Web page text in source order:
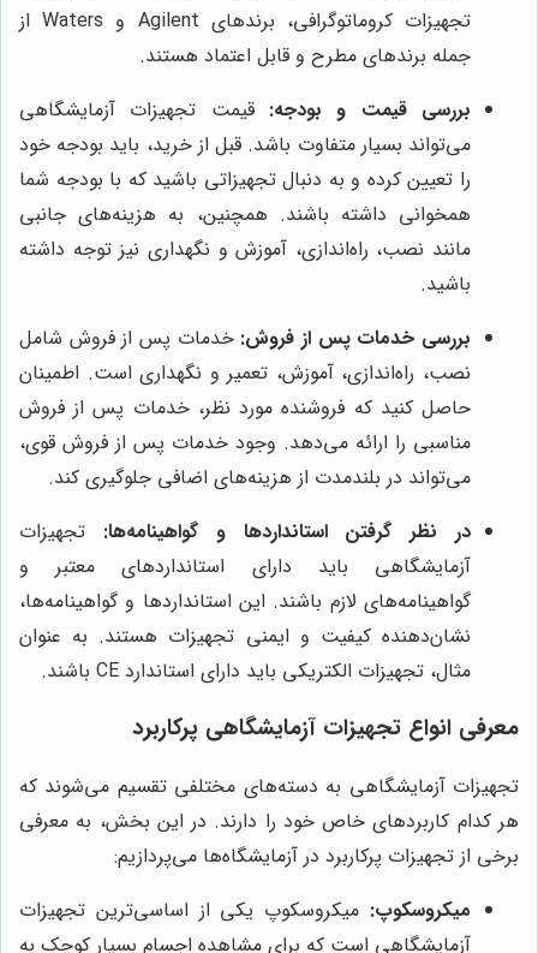
تجهیزات کروماتوگرافی، برندهای Agilent و Waters از
جمله برندهای مطرح و قابل اعتماد هستند.
بررسی قیمت و بودجه: قیمت تجهیزات آزمایشگاهی
می‌تواند بسیار متفاوت باشد. قبل از خرید، باید بودجه خود
را تعیین کرده و به دنبال تجهیزاتی باشید که با بودجه شما
همخوانی داشته باشند. همچنین، به هزینه‌های جانبی
مانند نصب، راه‌اندازی، آموزش و نگهداری نیز توجه داشته
باشید.
بررسی خدمات پس از فروش: خدمات پس از فروش شامل
نصب، راه‌اندازی، آموزش، تعمیر و نگهداری است. اطمینان
حاصل کنید که فروشنده مورد نظر، خدمات پس از فروش
مناسبی را ارائه می‌دهد. وجود خدمات پس از فروش قوی،
می‌تواند در بلندمدت از هزینه‌های اضافی جلوگیری کند.
در نظر گرفتن استانداردها و گواهینامه‌ها: تجهیزات
آزمایشگاهی باید دارای استانداردهای معتبر و
گواهینامه‌های لازم باشند. این استانداردها و گواهینامه‌ها،
نشان‌دهنده کیفیت و ایمنی تجهیزات هستند. به عنوان
مثال، تجهیزات الکتریکی باید دارای استاندارد CE باشند.
معرفی انواع تجهیزات آزمایشگاهی پرکاربرد
تجهیزات آزمایشگاهی به دسته‌های مختلفی تقسیم می‌شوند که
هر کدام کاربردهای خاص خود را دارند. در این بخش، به معرفی
برخی از تجهیزات پرکاربرد در آزمایشگاه‌ها می‌پردازیم:
میکروسکوپ: میکروسکوپ یکی از اساسی‌ترین تجهیزات
آزمایشگاهی است که برای مشاهده اجسام بسیار کوچک به